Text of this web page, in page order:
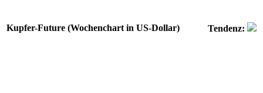
Kupfer-Future (Wochenchart in US-Dollar) Tendenz: